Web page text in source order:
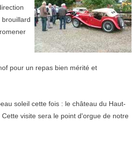
pour un repas bien mérité et
soleil cette fois : le château du Haut-
visite sera le point d'orgue de notre